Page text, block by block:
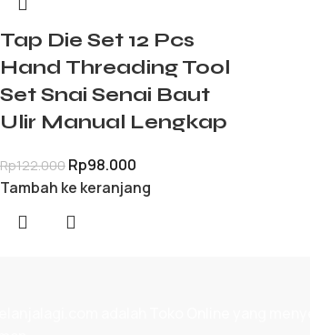
Tap Die Set 12 Pcs
Hand Threading Tool
Set Snai Senai Baut
Ulir Manual Lengkap
Rp122.000 Rp98.000
Tambah ke keranjang